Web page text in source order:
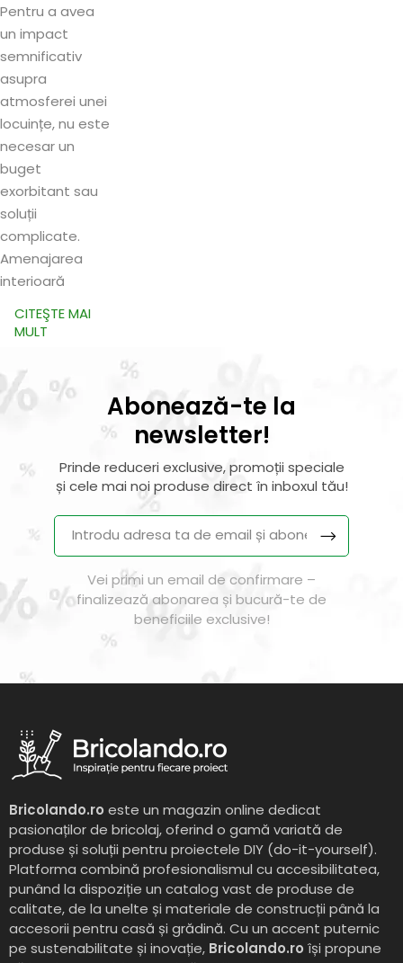
Pentru a avea
un impact
semnificativ
asupra
atmosferei unei
locuințe, nu este
necesar un
buget
exorbitant sau
soluții
complicate.
Amenajarea
interioară
CITEŞTE MAI
MULT
Abonează-te la
newsletter!
Prinde reduceri exclusive, promoții speciale
și cele mai noi produse direct în inboxul tău!
Vei primi un email de confirmare –
finalizează abonarea și bucură-te de
beneficiile exclusive!
Bricolando.ro este un magazin online dedicat
pasionaților de bricolaj, oferind o gamă variată de
produse și soluții pentru proiectele DIY (do-it-yourself).
Platforma combină profesionalismul cu accesibilitatea,
punând la dispoziție un catalog vast de produse de
calitate, de la unelte și materiale de construcții până la
accesorii pentru casă și grădină. Cu un accent puternic
pe sustenabilitate și inovație, Bricolando.ro își propune